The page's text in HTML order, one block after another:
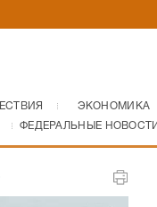
ЭКОНОМИКА
ФЕДЕРАЛЬНЫЕ НОВОСТИ